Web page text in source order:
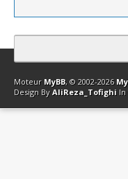
Contact Club Affiliation
Moteur MyBB, © 2002-2026
Design By AliReza_Tofighi In